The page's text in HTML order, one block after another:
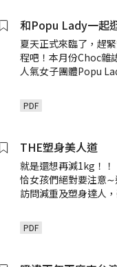
和Popu Lady一起
夏天正式來臨了，趕
程吧！本月份Choc雜
人氣女子團體Popu
PDF
THE塑身美人道
就是還想再減1kg！
恰女孩們絕對要注意
訪問減重及塑身達人
PDF